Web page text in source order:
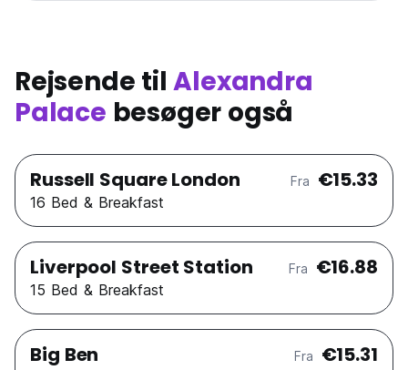
Rejsende tilAlexandra
Palace besøger også
Russell Square London Fra €15.33
16 Bed & Breakfast
Liverpool Street Station Fra €16.88
15 Bed & Breakfast
Big Ben Fra €15.31